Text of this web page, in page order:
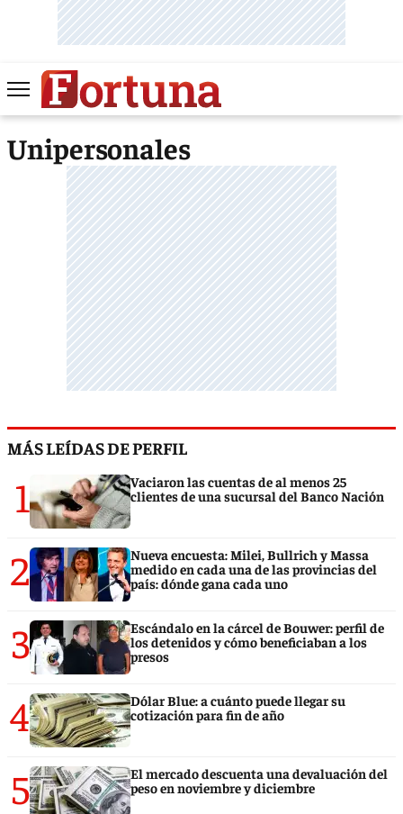
Unipersonales
MÁS LEÍDAS DE PERFIL
1
Vaciaron las cuentas de al menos 25
clientes de una sucursal del Banco Nación
2
Nueva encuesta: Milei, Bullrich y Massa
medido en cada una de las provincias del
país: dónde gana cada uno
3
Escándalo en la cárcel de Bouwer: perfil de
los detenidos y cómo beneficiaban a los
presos
4
Dólar Blue: a cuánto puede llegar su
cotización para fin de año
5
El mercado descuenta una devaluación del
peso en noviembre y diciembre